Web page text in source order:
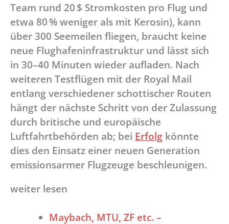
Team rund 20 $ Stromkosten pro Flug und
etwa 80 % weniger als mit Kerosin), kann
über 300 Seemeilen fliegen, braucht keine
neue Flughafeninfrastruktur und lässt sich
in 30–40 Minuten wieder aufladen. Nach
weiteren Testflügen mit der Royal Mail
entlang verschiedener schottischer Routen
hängt der nächste Schritt von der Zulassung
durch britische und europäische
Luftfahrtbehörden ab; bei Erfolg könnte
dies den Einsatz einer neuen Generation
emissionsarmer Flugzeuge beschleunigen.
weiter lesen
Maybach, MTU, ZF etc. –